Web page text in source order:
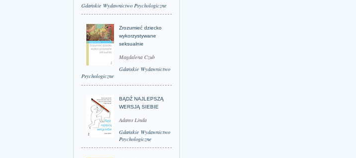
Gdańskie Wydawnictwo Psychologiczne
Zrozumieć dziecko
wykorzystywane
seksualnie
Magdalena Czub
Gdańskie Wydawnictwo
Psychologiczne
BĄDŹ NAJLEPSZĄ
WERSJĄ SIEBIE
Adams Linda
Gdańskie Wydawnictwo
Psychologiczne